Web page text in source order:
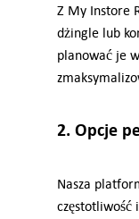
Z My Instore
dżingle lub
planować je
2. Opcje
Nasza
częstotliwość